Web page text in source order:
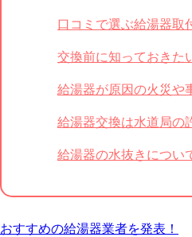
口コミで選ぶ給湯器取
交換前に知っておきた
給湯器が原因の火災や
給湯器交換は水道局の
給湯器の水抜きについ
おすすめの給湯器業者を発表！